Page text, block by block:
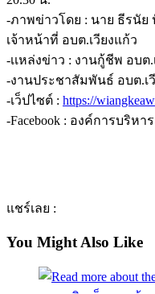
-ภาพข่าวโดย : นาย ธีรนัย
เจ้าหน้าที่ อบต.เวียงแก้ว
-เเหล่งข่าว : งานกู้ชีพ อบต.
-งานประชาสัมพันธ์ อบต.เ
-เว็ปไซต์ : https://
-Facebook : องค์การบริหา
แชร์เลย :
You Might Also Like